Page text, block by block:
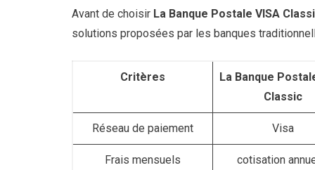
Avant de choisir La Banque Postale VISA
solutions proposées par les banques
Critères
La Banque
Classic
Réseau de paiement Visa
Frais mensuels
cotisation